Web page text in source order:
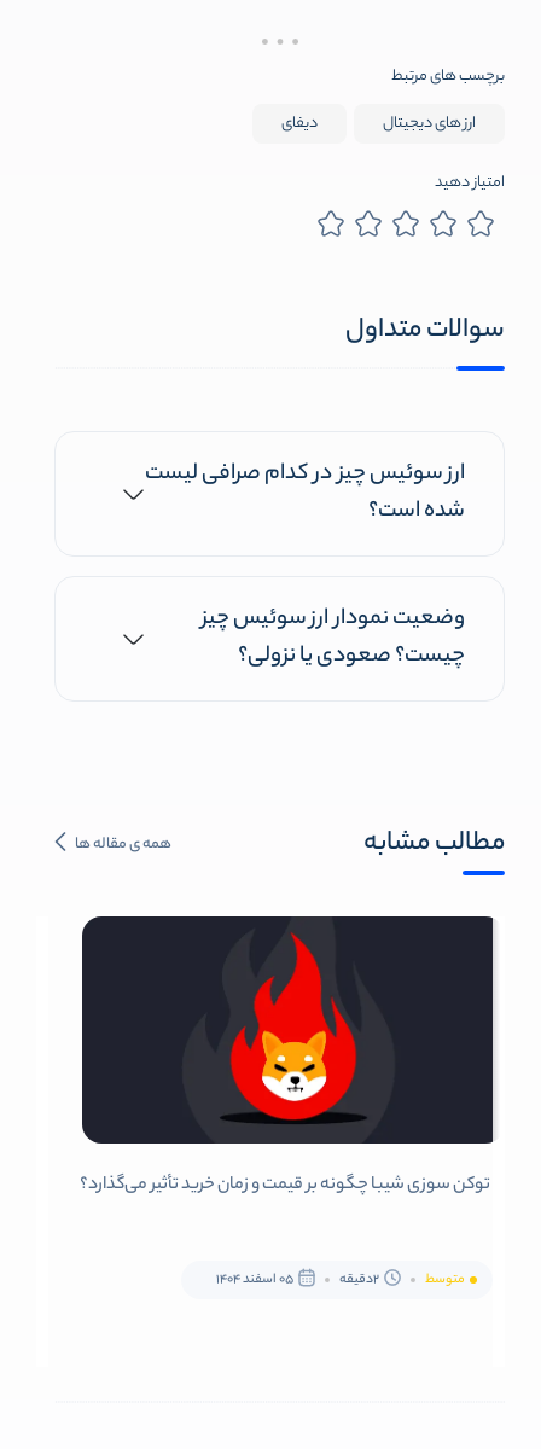
برچسب های مرتبط
ارز های دیجیتال
دیفای
امتیاز دهید
سوالات متداول
ارز سوئیس چیز در کدام صرافی لیست
شده است؟
وضعیت نمودار ارز سوئیس چیز
چیست؟ صعودی یا نزولی؟
مطالب مشابه همه ی مقاله ها
توکن سوزی شیبا چگونه بر قیمت و زمان خرید تأثیر می‌گذارد؟
متوسط 2دقیقه 05 اسفند 1404